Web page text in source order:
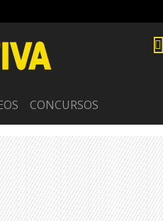
CONCURSOS